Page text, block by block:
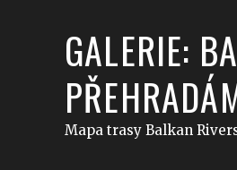
GALERIE:
Mapa trasy Balkan